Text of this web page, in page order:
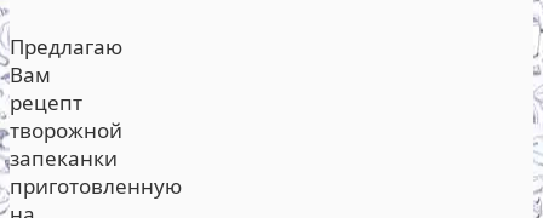
Предлагаю
Вам
рецепт
творожной
запеканки
приготовленную